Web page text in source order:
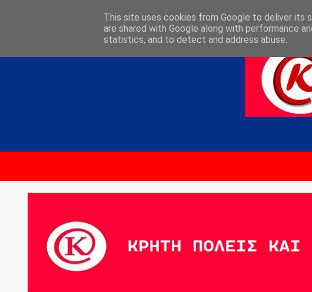
This site uses cookies from Google to deliver its
are shared with Google along with performance
statistics, and to detect and address abuse.